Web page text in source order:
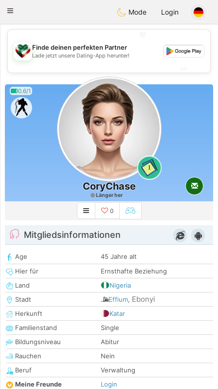
KuwaitChat
Toggle
Mode Login
💖
💕
Finde deinen perfekten Partner
Lade jetzt unsere Dating-App herunter!
0.6/1
1
CoryChase
Länger her
0
Mitgliedsinformationen
Age
45 Jahre alt
Hier für
Ernsthafte Beziehung
Land
Nigeria
Stadt
Effium, Ebonyi
Herkunft
Katar
Familienstand
Single
Bildungsniveau
Abitur
Rauchen
Nein
Beruf
Verwaltung
Meine Freunde
Login